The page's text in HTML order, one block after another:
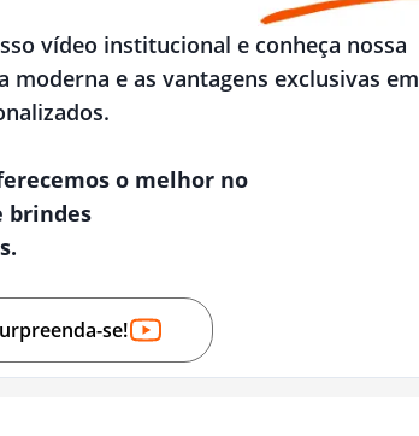
vídeo institucional e conheça nossa
e as vantagens exclusivas em
o melhor no
brindes
se!